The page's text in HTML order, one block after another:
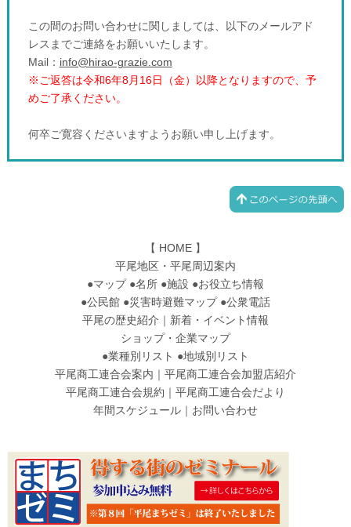
この間のお問い合わせに関しましては、以下のメールアド
レスまでご連絡をお願いいたします。
Mail： info@hirao-grazie.com
※ご返答は令和6年8月16日（金）以降となりますので、予
めご了承ください。
何卒ご寛容くださいますようお願い申し上げます。
【 HOME】
平尾地区・平尾周辺案内
●マップ●名所●施設 ●お役立ち情報
●公民館●災害時避難マップ●公衆電話
平尾の歴史紹介
新着・イベント情報
ショップ・企業マップ
●業種別リスト ●地域別リスト
平尾商工連合会案内
平尾商工連合会加盟店紹介
平尾商工連合会規約
平尾商工連合会だより
年間スケジュール｜ お問い合わせ